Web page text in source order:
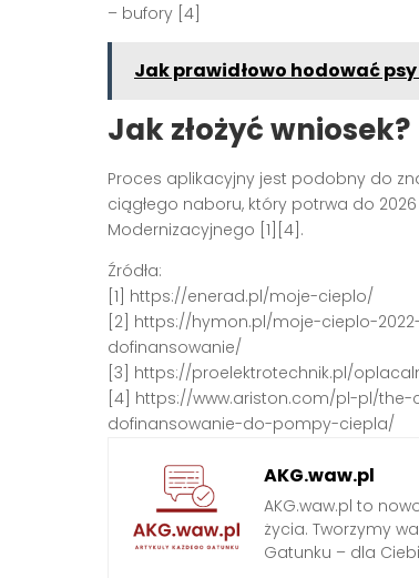
– bufory [4]
Jak prawidłowo hodować
Jak złożyć wniosek?
Proces aplikacyjny jest podobny do
ciągłego naboru, który potrwa do
Modernizacyjnego [1][4].
Źródła:
[1] https://enerad.pl/moje-cieplo/
[2] https://hymon.pl/moje-cieplo-
dofinansowanie/
[3] https://proelektrotechnik.pl/
[4] https://www.ariston.com/pl-pl/
dofinansowanie-do-pompy-ciepla/
AKG.waw.pl
AKG.waw.pl to
życia. Tworzymy
Gatunku – dla